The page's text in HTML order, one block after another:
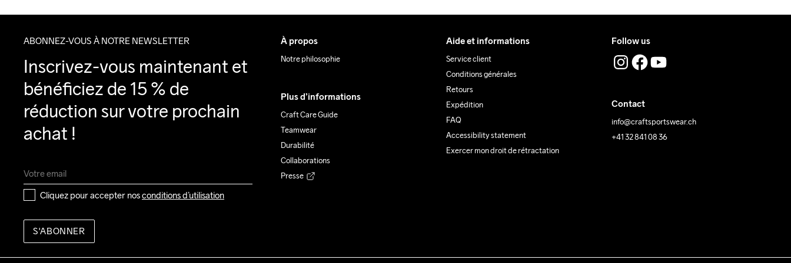
ABONNEZ-VOUS À NOTRE NEWSLETTER
Inscrivez-vous maintenant et
bénéficiez de 15 % de
réduction sur votre prochain
achat !
Cliquez pour accepter nos conditions d’utilisation
S'ABONNER
À propos
Notre philosophie
Plus d’informations
Craft Care Guide
Teamwear
Durabilité
Collaborations
Presse
Aide et informations
Service client
Conditions générales
Retours
Expédition
FAQ
Accessibility statement
Exercer mon droit de rétractation
Follow us
Contact
info@craftsportswear.ch
+41 32 841 08 36